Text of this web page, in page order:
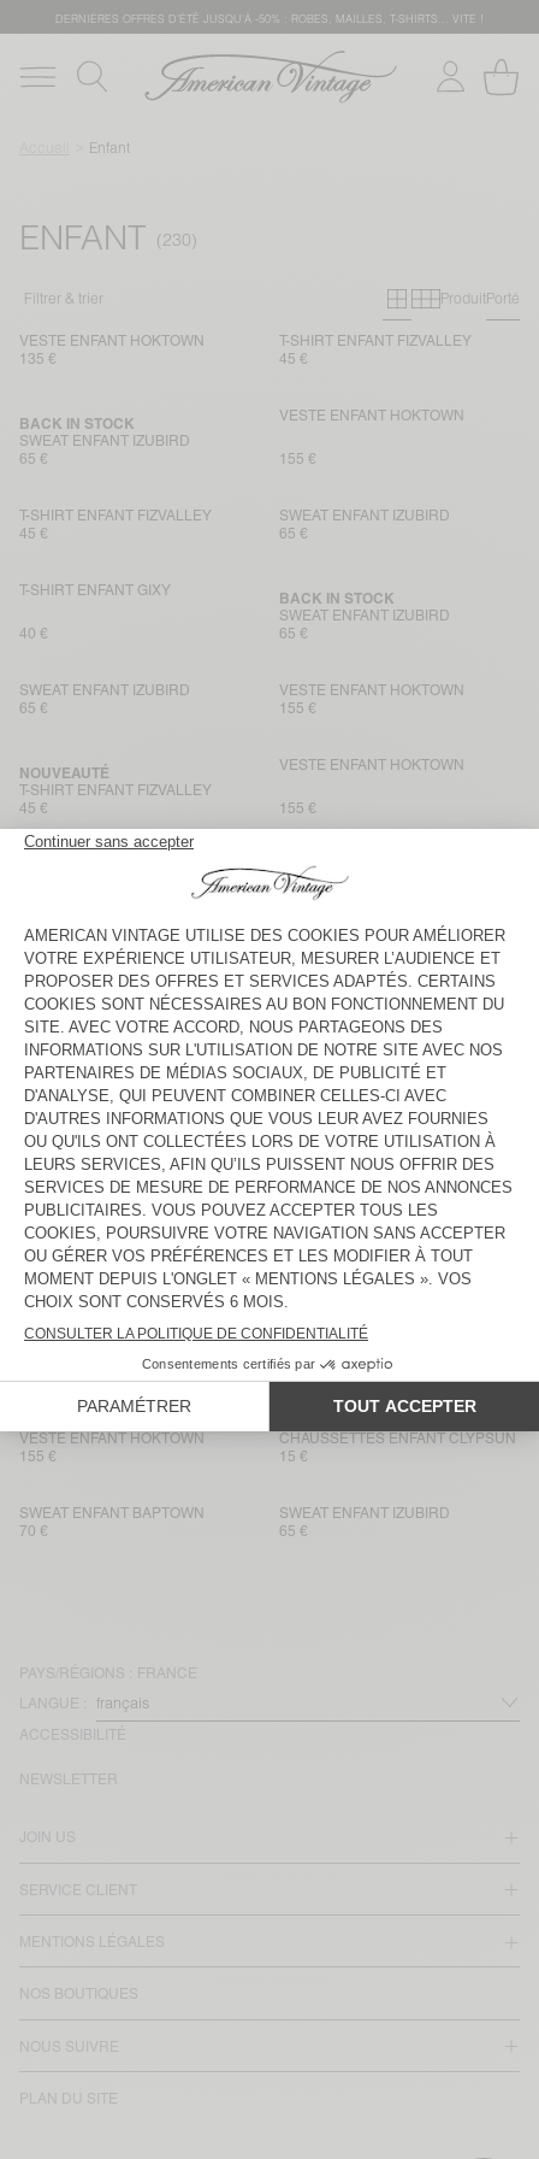
DERNIÈRES OFFRES D'ÉTÊ JUSQU'À -50% : ROBES, MAILLES, T-SHIRTS... VITE !
Enfant
ENFANT
Filtrer & trier Grille
Grille
ProduitPorté
VESTE ENFANT HOKTOWN
135 €
T-SHIRT ENFANT FIZVALLEY
45 €
SWEAT ENFANT IZUBIRD
BACK IN STOCK
65 €
VESTE ENFANT HOKTOWN
155 €
T-SHIRT ENFANT FIZVALLEY
45 €
SWEAT ENFANT IZUBIRD
65 €
T-SHIRT ENFANT GIXY
40 €
SWEAT ENFANT IZUBIRD
BACK IN STOCK
65 €
SWEAT ENFANT IZUBIRD
65 €
VESTE ENFANT HOKTOWN
155 €
T-SHIRT ENFANT FIZVALLEY
NOUVEAUTÉ
45 €
VESTE ENFANT HOKTOWN
155 €
T-SHIRT ENFANT FIZVALLEY
45 €
VESTE ENFANT HOKTOWN
135 €
JOGGING ENFANT IZUBIRD
65 €
SWEAT ENFANT IZUBIRD
BACK IN STOCK
65 €
SWEAT ENFANT IZUBIRD
BACK IN STOCK
65 €
VESTE ENFANT HOKTOWN
155 €
VESTE ENFANT OSHOW
135 €
JEAN BALLOON ENFANT OSHOW
80 €
SWEAT ENFANT IZUBIRD
65 €
VESTE ENFANT HOKTOWN
155 €
T-SHIRT ENFANT GIXY
40 €
VESTE ENFANT HOKTOWN
135 €
SWEAT ENFANT IZUBIRD
BACK IN STOCK
65 €
VESTE ENFANT HOKTOWN
155 €
CHAUSSETTES ENFANT CLYPSUN
15 €
SWEAT ENFANT BAPTOWN
70 €
SWEAT ENFANT IZUBIRD
65 €
PAYS/RÉGIONS : FRANCE
LANGUE :
ACCESSIBILITÉ
JOIN US
SERVICE CLIENT
MENTIONS LÉGALES
NOS BOUTIQUES
NOUS SUIVRE
PLAN DU SITE
NEWSLETTER